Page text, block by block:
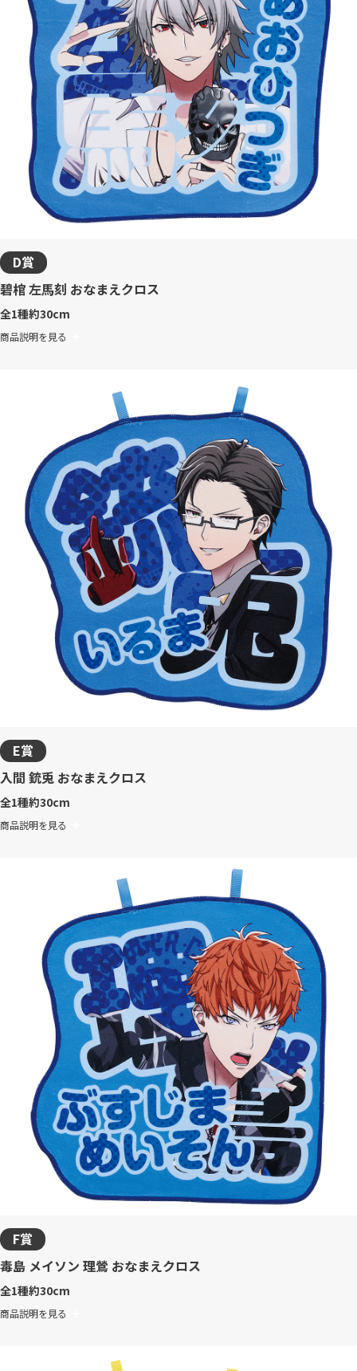
D賞
碧棺 左馬刻 おなまえクロス
全1種約30cm
商品説明を見る
E賞
入間 銃兎 おなまえクロス
全1種約30cm
商品説明を見る
F賞
毒島 メイソン 理鶯 おなまえクロス
全1種約30cm
商品説明を見る